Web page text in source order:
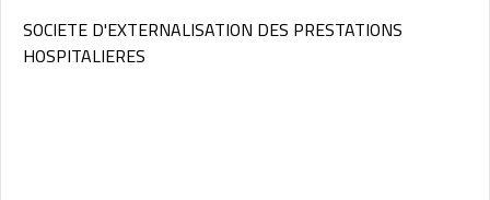
SOCIETE D'EXTERNALISATION DES PRESTATIONS
HOSPITALIERES